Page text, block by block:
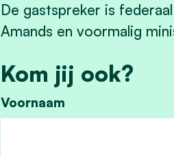
De gastspreker is
Amands en voormalig
Kom jij ook?
Voornaam